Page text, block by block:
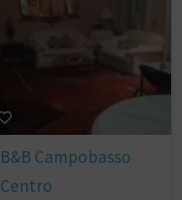
B&B Campobasso
Centro